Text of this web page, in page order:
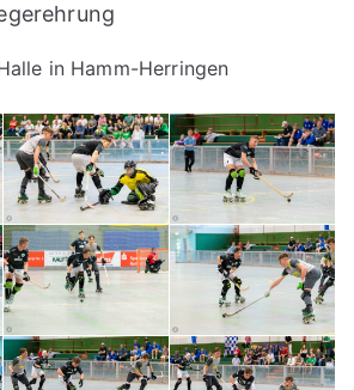
in Hamm-Herringen